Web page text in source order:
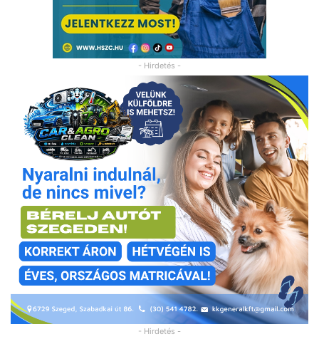
- Hirdetés -
- Hirdetés -